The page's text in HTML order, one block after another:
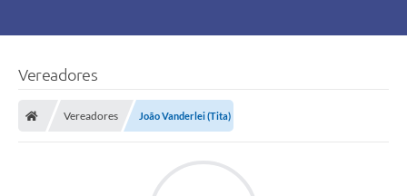
Vereadores
Vereadores João Vanderlei (Tita)